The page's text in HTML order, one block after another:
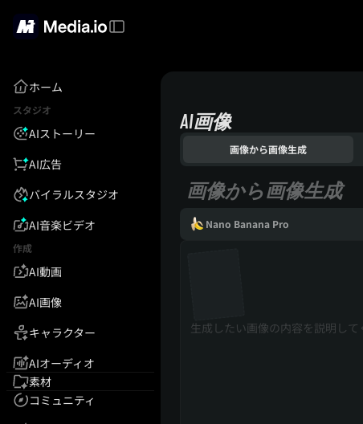
ホーム
スタジオ
AIストーリー
AI広告
バイラルスタジオ
AI音楽ビデオ
作成
AI動画
AI画像
キャラクター
AIオーディオ
素材
コミュニティ
AI画像
画像から画像生成
画像から画像生成
Nano Banana Pro